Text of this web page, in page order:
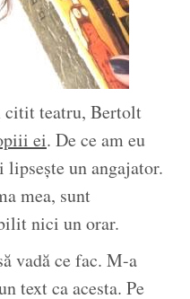
citit teatru, Bertolt
ei. De ce am eu
un angajator.
mea, sunt
nici un orar.
vadă ce fac. M-a
text ca acesta. Pe